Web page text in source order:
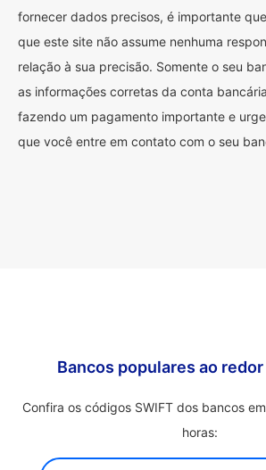
fornecer dados precisos, é importante
que este site não assume nenhuma
relação à sua precisão. Somente o seu
as informações corretas da conta
fazendo um pagamento importante e
que você entre em contato com o seu
Bancos populares ao
Confira os códigos SWIFT dos bancos
horas: